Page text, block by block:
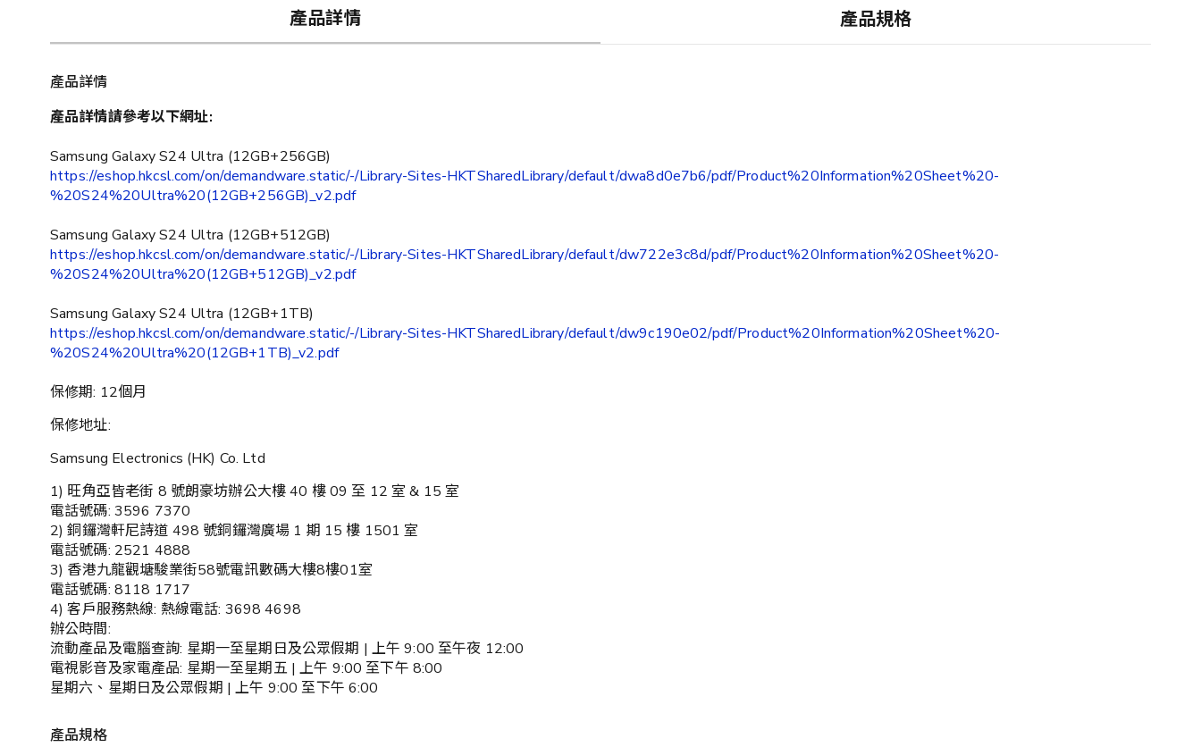
產品詳情 產品規格
產品詳情
產品詳情請參考以下網址:
Samsung Galaxy S24 Ultra (12GB+256GB)
https://eshop.hkcsl.com/on/demandware.static/-/Library-Sites-HKTSharedLibrary/default/dwa8d0e7b6/pdf/Product%20Information%20Sheet%20-
%20S24%20Ultra%20(12GB+256GB)_v2.pdf
Samsung Galaxy S24 Ultra (12GB+512GB)
https://eshop.hkcsl.com/on/demandware.static/-/Library-Sites-HKTSharedLibrary/default/dw722e3c8d/pdf/Product%20Information%20Sheet%20-
%20S24%20Ultra%20(12GB+512GB)_v2.pdf
Samsung Galaxy S24 Ultra (12GB+1TB)
https://eshop.hkcsl.com/on/demandware.static/-/Library-Sites-HKTSharedLibrary/default/dw9c190e02/pdf/Product%20Information%20Sheet%20-
%20S24%20Ultra%20(12GB+1TB)_v2.pdf
保修期: 12個月
保修地址:
Samsung Electronics (HK) Co. Ltd
1) 旺角亞皆老街 8 號朗豪坊辦公大樓 40 樓 09 至 12 室 & 15 室
電話號碼: 3596 7370
2) 銅鑼灣軒尼詩道 498 號銅鑼灣廣場 1 期 15 樓 1501 室
電話號碼: 2521 4888
3) 香港九龍觀塘駿業街58號電訊數碼大樓8樓01室
電話號碼: 8118 1717
4) 客戶服務熱線: 熱線電話: 3698 4698
辦公時間:
流動產品及電腦查詢: 星期一至星期日及公眾假期 | 上午 9:00 至午夜 12:00
電視影音及家電產品: 星期一至星期五 | 上午 9:00 至下午 8:00
星期六、星期日及公眾假期 | 上午 9:00 至下午 6:00
產品規格